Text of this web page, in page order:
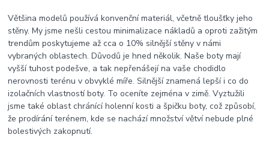
Většina modelů používá konvenční materiál, včetně tloušťky jeho
stěny. My jsme nešli cestou minimalizace nákladů a oproti zažitým
trendům poskytujeme až cca o 10% silnější stěny v námi
vybraných oblastech. Důvodů je hned několik. Naše boty mají
vyšší tuhost podešve, a tak nepřenášejí na vaše chodidlo
nerovnosti terénu v obvyklé míře. Silnější znamená lepší i co do
izolačních vlastností boty. To oceníte zejména v zimě. Vyztužili
jsme také oblast chránící holenní kosti a špičku boty, což způsobí,
že prodírání terénem, kde se nachází množství větví nebude plné
bolestivých zakopnutí.